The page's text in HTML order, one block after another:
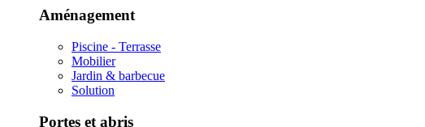
Aménagement
Piscine - Terrasse
Mobilier
Jardin & barbecue
Solution
Portes et abris